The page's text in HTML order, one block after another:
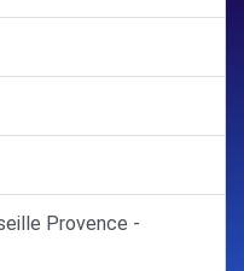
Provence -